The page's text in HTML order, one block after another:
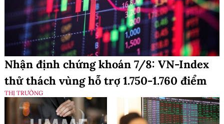
Nhận định chứng khoán 7/8: VN-Index
thử thách vùng hỗ trợ 1.750-1.760 điểm
THỊ TRƯỜNG